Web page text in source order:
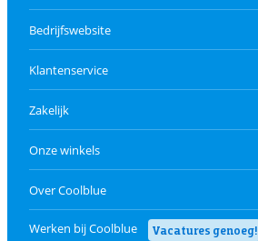
Bedrijfswebsite
Klantenservice
Zakelijk
Onze winkels
Over Coolblue
Werken bij Coolblue Vacatures genoeg!